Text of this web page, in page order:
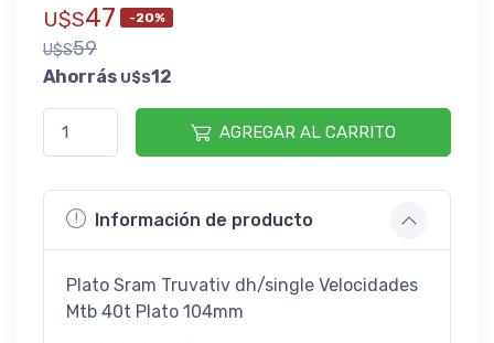
U$S47 -20%
U$S59
Ahorrás U$S12
AGREGAR AL CARRITO
Información de producto
Plato Sram Truvativ dh/single Velocidades
Mtb 40t Plato 104mm